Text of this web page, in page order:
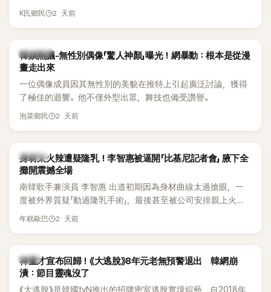
節Headliner（壓軸主秀）的K-POP女SOLO歌手，寫下全新紀
形容整場演出「就像一場豪華KTV」。
K氏鄉民 2 天前
熱議討論
韓娛熱議-無性別偶像「驚人神顏」曝光！網暴動：根本是從漫
畫走出來
一位偶像成員因其無性別的美貌在推特上引起廣泛討論，獲得
了極佳的迴響。他不僅外型出眾，舞技也備受讚譽。
泡菜鄉民 2 天前
K-POP
身材太火辣遭疑隆乳！李智惠被逼開「比基尼記者會」 腋下全
攤開震撼全場
南韓歌手兼演員 李智惠 出道初期因為身材曲線太過搶眼，一
度被外界質疑「動過隆乳手術」，最後甚至被公司安排親上火
線，召開前所未見的「泳裝記者會」澄清。這場記者會後來還被
熱議。 2日播出的 SBS 綜藝節目《我的經紀人太難搞－秘書
鎮》，邀請同時兼顧工作與育兒的演藝圈代表「媽媽群」——李智
惠、李賢怡、李恩亨，以第13位「My Star」身分登場，分享最真
年糕歐巴 2 天前
韓星
神童才宣布回歸！《大逃脫》8年元老無預警退出 韓網崩
潰：節目靈魂沒了
《大逃脫》是韓國tvN推出的招牌密室逃脫實境綜藝，自2018年